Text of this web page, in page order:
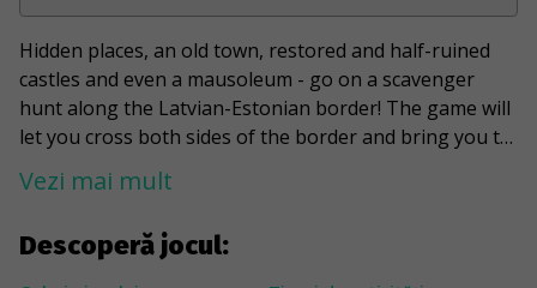
Descoperă jocul:
Hidden places, an old town, restored and half-ruined
castles and even a mausoleum - go on a scavenger
hunt along the Latvian-Estonian border! The game will
let you cross both sides of the border and bring you to
the point where you can stand with both feet in two
countries at the same time. You will reach the haunted
You will meet Peter Griffin from the animated series
Family Guy and the eternal wanderer and dreamer
Vezi mai mult